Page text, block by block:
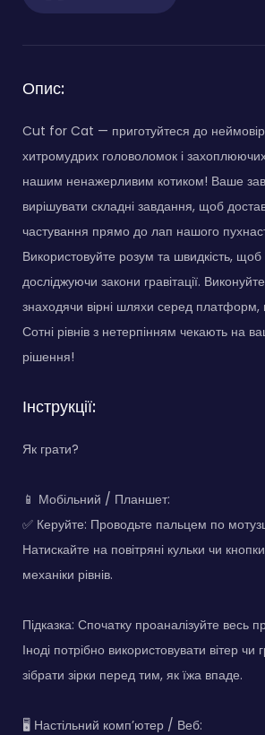
Опис:
Cut for Cat — приготуйтеся до
хитромудрих головоломок і
нашим ненажерливим котиком! Ваше
вирішувати складні завдання, щоб
частування прямо до лап нашого
Використовуйте розум та швидкість, щоб
досліджуючи закони гравітації.
знаходячи вірні шляхи серед платформ,
Сотні рівнів з нетерпінням чекають на
рішення!
Інструкції:
Як грати?
📱 Мобільний / Планшет:
✅ Керуйте: Проводьте пальцем по
Натискайте на повітряні кульки чи
механіки рівнів.
Підказка: Спочатку проаналізуйте весь
Іноді потрібно використовувати вітер чи
зібрати зірки перед тим, як їжа впаде.
🖥️ Настільний комп’ютер / Веб: